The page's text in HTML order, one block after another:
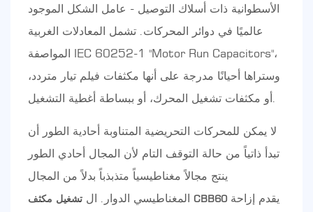
الأسطوانية ذات أسلاك التوصيل - عامل الشكل الموجود
عالميًا في دوائر المحركات. تشمل المعادلات الغربية
المواصفة IEC 60252-1 "Motor Run Capacitors"،
وستراها أحيانًا مدرجة على أنها مكثفات فيلم تيار متردد،
لا يمكن للمحركات التحريضية المتناوبة أحادية الطور أن
تبدأ ذاتياً من حالة التوقف التام لأن المجال أحادي الطور
ينتج مجالاً مغناطيسياً متذبذباً بدلاً من المجال
المغناطيسي الدوار. ال تشغيل مكثف CBB60 يقدم إزاحة